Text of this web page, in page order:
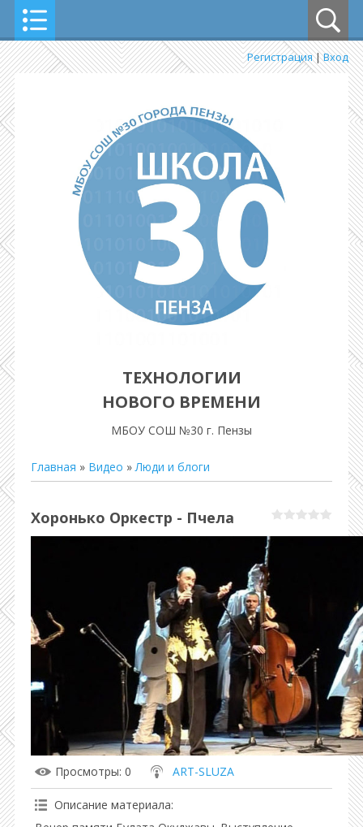
Регистрация|Вход
ТЕХНОЛОГИИ
НОВОГО ВРЕМЕНИ
МБОУ СОШ №30 г. Пензы
Главная » Видео »Люди и блоги
Хоронько Оркестр - Пчела
Просмотры: 0 ART-SLUZA
Описание материала: